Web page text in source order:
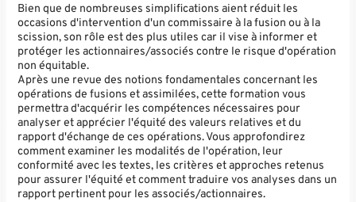
Bien que de nombreuses simplifications aient réduit les
occasions d'intervention d'un commissaire à la fusion ou à la
scission, son rôle est des plus utiles car il vise à informer et
protéger les actionnaires/associés contre le risque d'opération
non équitable.
Après une revue des notions fondamentales concernant les
opérations de fusions et assimilées, cette formation vous
permettra d'acquérir les compétences nécessaires pour
analyser et apprécier l'équité des valeurs relatives et du
rapport d'échange de ces opérations. Vous approfondirez
comment examiner les modalités de l'opération, leur
conformité avec les textes, les critères et approches retenus
pour assurer l'équité et comment traduire vos analyses dans un
rapport pertinent pour les associés/actionnaires.